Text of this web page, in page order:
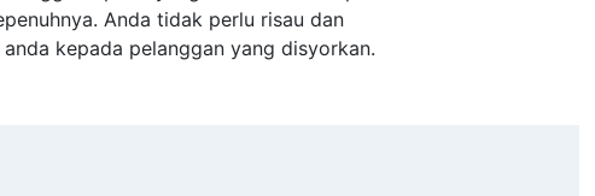
Anda tidak perlu risau dan
kepada pelanggan yang disyorkan.